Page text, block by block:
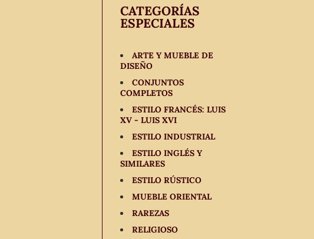
CATEGORÍAS
ESPECIALES
ARTE Y MUEBLE DE
DISEÑO
CONJUNTOS
COMPLETOS
ESTILO FRANCÉS: LUIS
XV - LUIS XVI
ESTILO INDUSTRIAL
ESTILO INGLÉS Y
SIMILARES
ESTILO RÚSTICO
MUEBLE ORIENTAL
RAREZAS
RELIGIOSO